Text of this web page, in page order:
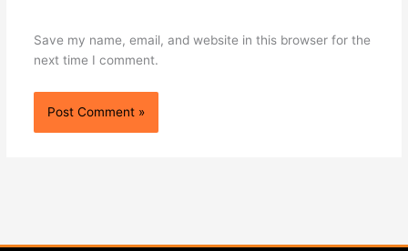
Save my name, email, and website in this browser for the
next time I comment.